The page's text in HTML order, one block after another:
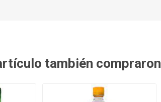
también compraron